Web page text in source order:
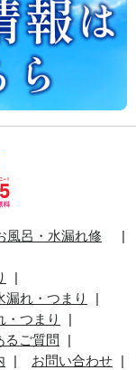
風呂・水漏れ修
漏れ・つまり
・つまり
るご質問
お問い合わせ